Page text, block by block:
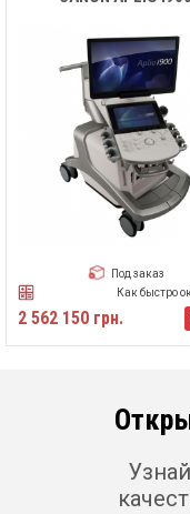
Под заказ
Как быстро
2 562 150 грн.